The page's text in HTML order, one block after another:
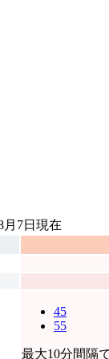
月7日 現在
45
55
最大10分間隔